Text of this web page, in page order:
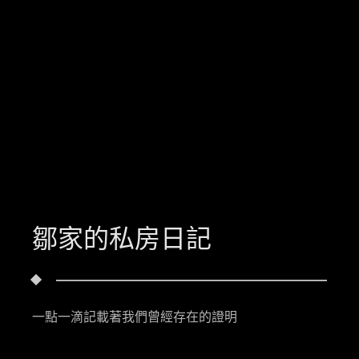
鄒家的私房日記
一點一滴記載著我們曾經存在的證明